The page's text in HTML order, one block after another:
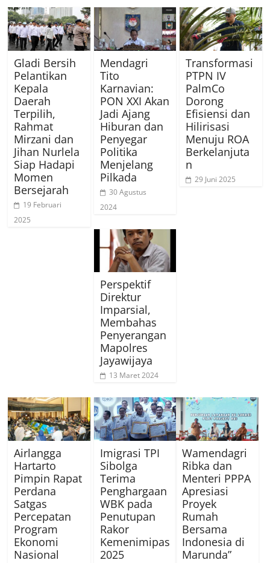
Gladi Bersih
Pelantikan
Kepala
Daerah
Terpilih,
Rahmat
Mirzani dan
Jihan Nurlela
Siap Hadapi
Momen
Bersejarah
19 Februari
2025
Mendagri
Tito
Karnavian:
PON XXI Akan
Jadi Ajang
Hiburan dan
Penyegar
Politika
Menjelang
Pilkada
30 Agustus
2024
Transformasi
PTPN IV
PalmCo
Dorong
Efisiensi dan
Hilirisasi
Menuju ROA
Berkelanjuta
n
29 Juni 2025
Perspektif
Direktur
Imparsial,
Membahas
Penyerangan
Mapolres
Jayawijaya
13 Maret 2024
Airlangga
Hartarto
Pimpin Rapat
Perdana
Satgas
Percepatan
Program
Ekonomi
Nasional
Imigrasi TPI
Sibolga
Terima
Penghargaan
WBK pada
Penutupan
Rakor
Kemenimipas
2025
Wamendagri
Ribka dan
Menteri PPPA
Apresiasi
Proyek
Rumah
Bersama
Indonesia di
Marunda”